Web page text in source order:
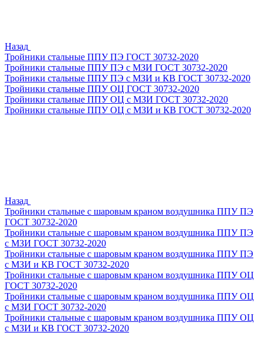
Назад
Тройники стальные ППУ ПЭ ГОСТ 30732-2020
Тройники стальные ППУ ПЭ с МЗИ ГОСТ 30732-2020
Тройники стальные ППУ ПЭ с МЗИ и КВ ГОСТ 30732-2020
Тройники стальные ППУ ОЦ ГОСТ 30732-2020
Тройники стальные ППУ ОЦ с МЗИ ГОСТ 30732-2020
Тройники стальные ППУ ОЦ с МЗИ и КВ ГОСТ 30732-2020
Назад
Тройники стальные с шаровым краном воздушника ППУ ПЭ
ГОСТ 30732-2020
Тройники стальные с шаровым краном воздушника ППУ ПЭ
с МЗИ ГОСТ 30732-2020
Тройники стальные с шаровым краном воздушника ППУ ПЭ
с МЗИ и КВ ГОСТ 30732-2020
Тройники стальные с шаровым краном воздушника ППУ ОЦ
ГОСТ 30732-2020
Тройники стальные с шаровым краном воздушника ППУ ОЦ
с МЗИ ГОСТ 30732-2020
Тройники стальные с шаровым краном воздушника ППУ ОЦ
с МЗИ и КВ ГОСТ 30732-2020